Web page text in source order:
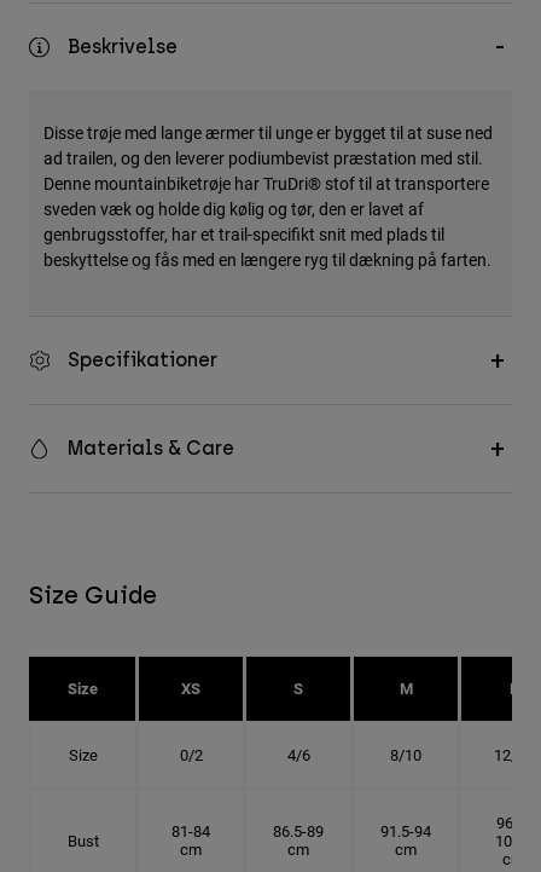
Hats & Caps
Se alle
Beskrivelse
Disse trøje med lange ærmer til unge er bygget til at suse ned
ad trailen, og den leverer podiumbevist præstation med stil.
Denne mountainbiketrøje har TruDri® stof til at transportere
sveden væk og holde dig kølig og tør, den er lavet af
genbrugsstoffer, har et trail-specifikt snit med plads til
beskyttelse og fås med en længere ryg til dækning på farten.
Specifikationer
Materials & Care
Size Guide
Size XS S M L
Size 0/2 4/6 8/10 12/14
Bust
81-84
cm
86.5-89
cm
91.5-94
cm
96.5-
101.5
cm